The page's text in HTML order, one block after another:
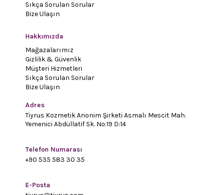
Sıkça Sorulan Sorular
Bize Ulaşın
Hakkımızda
Mağazalarımız
Gizlilik & Güvenlik
Müşteri Hizmetleri
Sıkça Sorulan Sorular
Bize Ulaşın
Adres
Tiyrus Kozmetik Anonim Şirketi Asmalı Mescit Mah.
Yemenici Abdüllatif Sk. No:19 D:14
Telefon Numarası
+90 535 583 30 35
E-Posta